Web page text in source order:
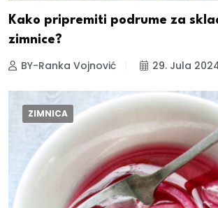
Kako pripremiti podrume za
zimnice?
BY-Ranka Vojnović 29. Jula
ZIMNICA